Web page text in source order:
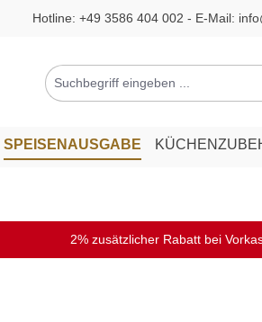
Hotline: +49 3586 404 002 - E-Mail:
SPEISENAUSGABE
2% zusätzlicher Rabatt bei